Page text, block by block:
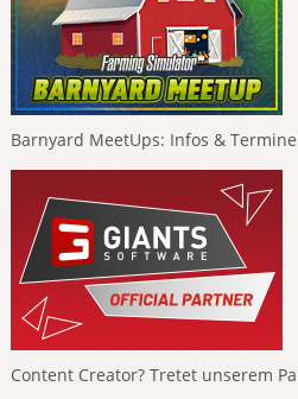
Barnyard MeetUps: Infos &
Content Creator? Tretet unserem